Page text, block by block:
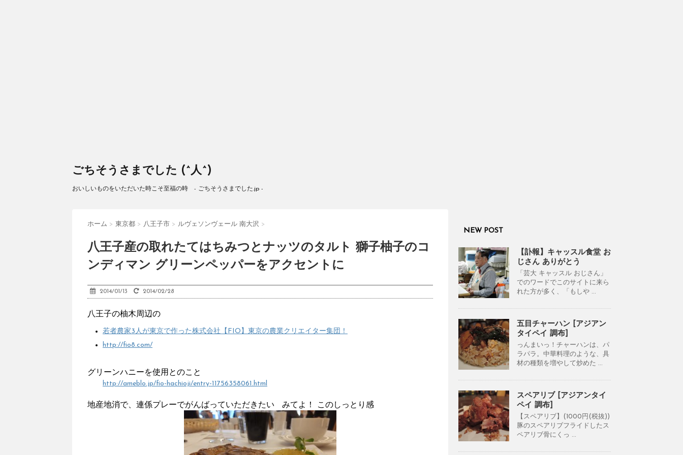
ごちそうさまでした (^人^)
おいしいものをいただいた時こそ至福の時 - ごちそうさまでした.jp -
ホーム > 東京都 > 八王子市 > ルヴェソンヴェール 南大沢 >
八王子産の取れたてはちみつとナッツのタルト 獅子柚子のコ
ンディマン グリーンペッパーをアクセントに
2014/01/13 2014/02/28
八王子の柚木周辺の
若者農家3人が東京で作った株式会社【FIO】東京の農業クリエイター集団！
http://fio8.com/
グリーンハニーを使用とのこと
http://ameblo.jp/fio-hachioji/entry-11756358061.html
地産地消で、連係プレーでがんばっていただきたい みてよ！ このしっとり感
NEW POST
【訃報】キャッスル食堂 お
じさん ありがとう
「芸大 キャッスル おじさん」
でのワードでこのサイトに来ら
れた方が多く、「もしや ...
五目チャーハン [アジアン
タイペイ 調布]
っんまいっ！チャーハンは、パ
ラパラ。中華料理のような、具
材の種類を増やして炒めた ...
スペアリブ [アジアンタイ
ペイ 調布]
【スペアリブ】(1000円(税抜))
豚のスペアリブフライドしたス
ペアリブ骨にくっ ...